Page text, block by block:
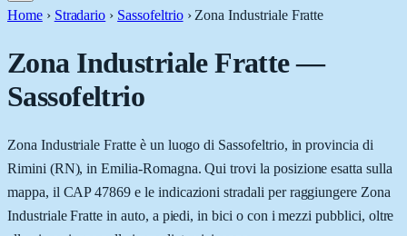
Home › Stradario › Sassofeltrio › Zona Industriale Fratte
Zona Industriale Fratte—
Sassofeltrio
Zona Industriale Fratte è un luogo di Sassofeltrio, in provincia di
Rimini (RN), in Emilia-Romagna. Qui trovi la posizione esatta sulla
mappa, il CAP 47869 e le indicazioni stradali per raggiungere Zona
Industriale Fratte in auto, a piedi, in bici o con i mezzi pubblici, oltre